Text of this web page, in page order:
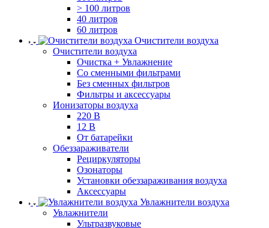
> 100 литров
40 литров
60 литров
Очистители воздуха
Очистители воздуха
Очистка + Увлажнение
Cо сменными фильтрами
Без сменных фильтров
Фильтры и аксессуары
Ионизаторы воздуха
220 В
12 В
От батарейки
Обеззараживатели
Рециркуляторы
Озонаторы
Установки обеззараживания воздуха
Аксессуары
Увлажнители воздуха
Увлажнители
Ультразвуковые